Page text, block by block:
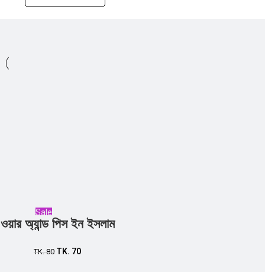
Sale
Add to cart
ওয়ার অ্যান্ড পিস ইন ইসলাম
TK.80 TK. 70